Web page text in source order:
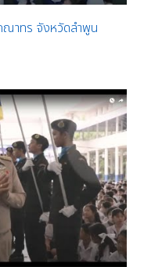
ณาทร จังหวัดลำพูน